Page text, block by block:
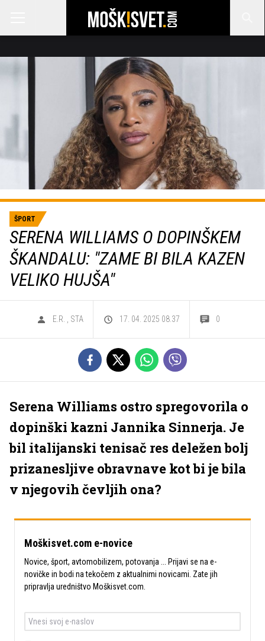
ŠPORT
SERENA WILLIAMS O DOPINŠKEM
ŠKANDALU: "ZAME BI BILA KAZEN
VELIKO HUJŠA"
E.R. STA 17. 04. 2025 08.37 0
Serena Williams ostro spregovorila o
dopinški kazni Jannika Sinnerja. Je
bil italijanski tenisač res deležen bolj
prizanesljive obravnave kot bi je bila
v njegovih čevljih ona?
Moškisvet.com e-novice
Novice, šport, avtomobilizem, potovanja ... Prijavi se na e-
novičke in bodi na tekočem z aktualnimi novicami. Zate jih
pripravlja uredništvo Moškisvet.com.